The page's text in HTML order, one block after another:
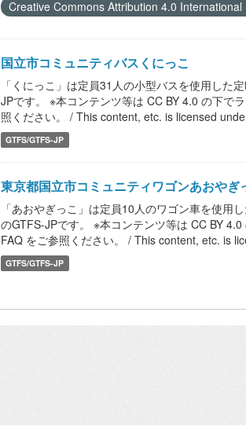
Creative Commons Attribution 4.0 International
国立市コミュニティバスくにっこ
「くにっこ」は定員31人の小型バスを使用した
JPです。 ※本コンテンツ等は CC BY 4.0 の下で
照ください。 / This content, etc. is licensed
GTFS/GTFS-JP
東京都国立市コミュニティワゴンあおやぎ
「あおやぎっこ」は定員10人のワゴン車を使用
のGTFS-JPです。 ※本コンテンツ等は CC BY
FAQ をご参照ください。 / This content, etc. is
GTFS/GTFS-JP